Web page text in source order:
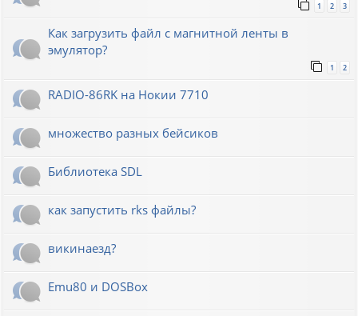
1 2 3
Как загрузить файл с магнитной ленты в
эмулятор?
1 2
RADIO-86RK на Нокии 7710
множество разных бейсиков
Библиотека SDL
как запустить rks файлы?
викинаезд?
Emu80 и DOSBox